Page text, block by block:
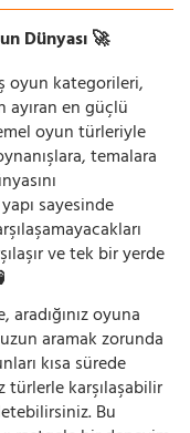
Dünyası 🚀
oyun kategorileri,
ayıran en güçlü
oyun türleriyle
temalara
sayesinde
ve tek bir yerde
oyuna
aramak zorunda
kısa sürede
karşılaşabilir
Bu